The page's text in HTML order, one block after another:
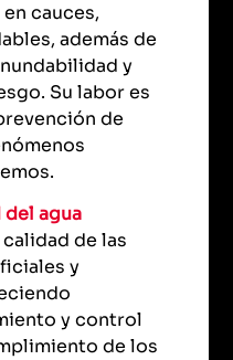
cauces,
además de
y
Su labor es
de
agua
de las
y
y control
de los